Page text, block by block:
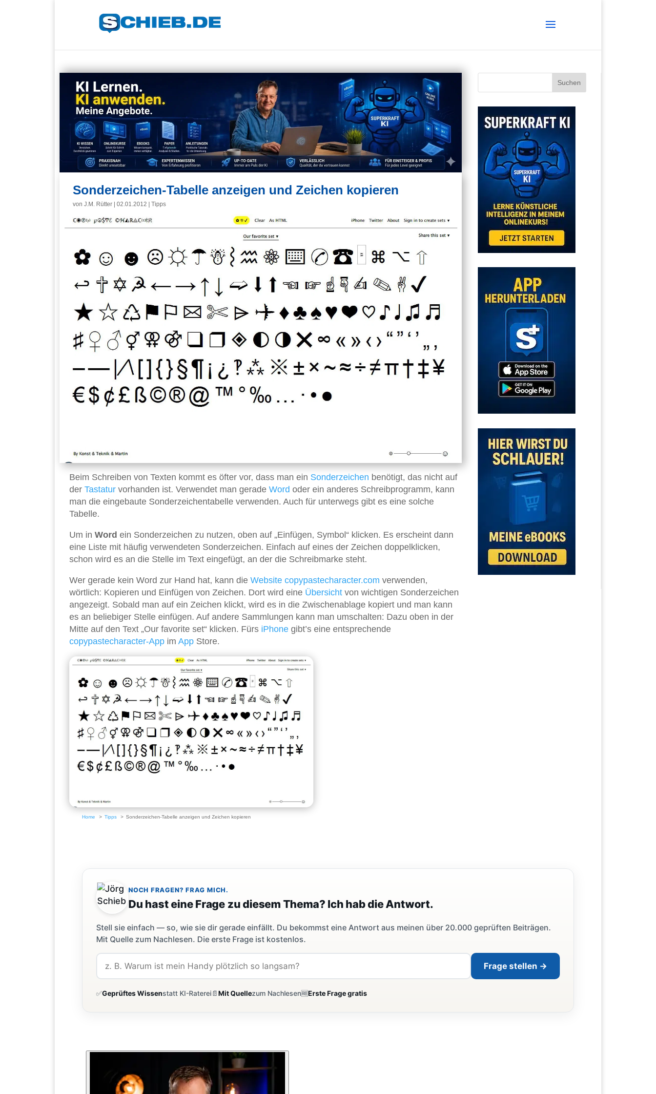
Sonderzeichen-Tabelle anzeigen und Zeichen kopieren
von J.M. Rütter 02.01.2012 Tipps
Beim Schreiben von Texten kommt es öfter vor, dass man ein Sonderzeichen benötigt, das nicht auf
der Tastatur vorhanden ist. Verwendet man gerade Word oder ein anderes Schreibprogramm, kann
man die eingebaute Sonderzeichentabelle verwenden. Auch für unterwegs gibt es eine solche
Tabelle.
Um in Word ein Sonderzeichen zu nutzen, oben auf „Einfügen, Symbol“ klicken. Es erscheint dann
eine Liste mit häufig verwendeten Sonderzeichen. Einfach auf eines der Zeichen doppelklicken,
schon wird es an die Stelle im Text eingefügt, an der die Schreibmarke steht.
Wer gerade kein Word zur Hand hat, kann die Website copypastecharacter.com verwenden,
wörtlich: Kopieren und Einfügen von Zeichen. Dort wird eine Übersicht von wichtigen Sonderzeichen
angezeigt. Sobald man auf ein Zeichen klickt, wird es in die Zwischenablage kopiert und man kann
es an beliebiger Stelle einfügen. Auf andere Sammlungen kann man umschalten: Dazu oben in der
Mitte auf den Text „Our favorite set“ klicken. Fürs iPhone gibt’s eine entsprechende
copypastecharacter-App im App Store.
Home Tipps Sonderzeichen-Tabelle anzeigen und Zeichen kopieren
NOCH FRAGEN? FRAG MICH.
Du hast eine Frage zu diesem Thema? Ich hab die Antwort.
Stell sie einfach — so, wie sie dir gerade einfällt. Du bekommst eine Antwort aus meinen über 20.000 geprüften Beiträgen.
Mit Quelle zum Nachlesen. Die erste Frage ist kostenlos.
Frage stellen →
✅Geprüftes Wissenstatt KI-Raterei📄Mit Quellezum Nachlesen🆓Erste Frage gratis